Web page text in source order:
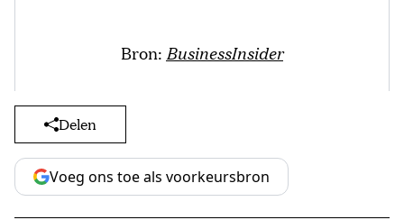
Bron: BusinessInsider
Delen
Voeg ons toe als voorkeursbron